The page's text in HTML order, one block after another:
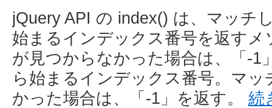
jQuery API の index() は、マッチ
始まるインデックス番号を返す
が見つからなかった場合は、「-1
ら始まるインデックス番号。マ
かった場合は、「-1」を返す。 続